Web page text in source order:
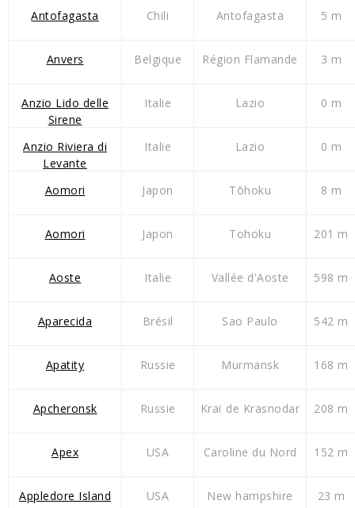
Antofagasta Chili Antofagasta 5 m
Anvers Belgique Région Flamande 3 m
Anzio Lido delle
Sirene
Italie Lazio 0 m
Anzio Riviera di
Levante
Italie Lazio 0 m
Aomori Japon Tōhoku 8 m
Aomori Japon Tohoku 201 m
Aoste Italie Vallée d'Aoste 598 m
Aparecida Brésil Sao Paulo 542 m
Apatity Russie Murmansk 168 m
Apcheronsk Russie Kraï de Krasnodar 208 m
Apex USA Caroline du Nord 152 m
Appledore Island USA New hampshire 23 m